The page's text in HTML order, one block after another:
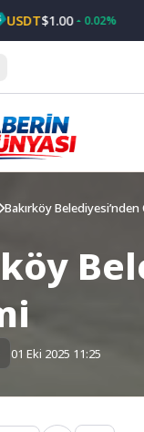
$1.00 0.02%
Bakırköy
01 Eki 2025 11:25